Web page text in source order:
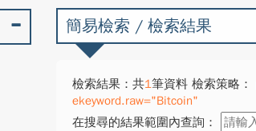
簡易檢索 / 檢索結果
檢索結果：共1筆資料 檢索策略：
ekeyword.raw="Bitcoin"
在搜尋的結果範圍內查詢：